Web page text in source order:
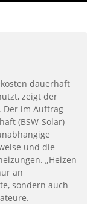
dauerhaft
zeigt der
Der im Auftrag
(BSW-Solar)
und die
„Heizen
an
sondern auch